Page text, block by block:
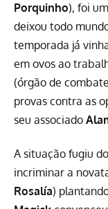
Porquinho), foi
deixou todo
temporada já
em ovos ao
(órgão de
provas contra as
seu associado
A situação fugiu
incriminar a
Rosalía)